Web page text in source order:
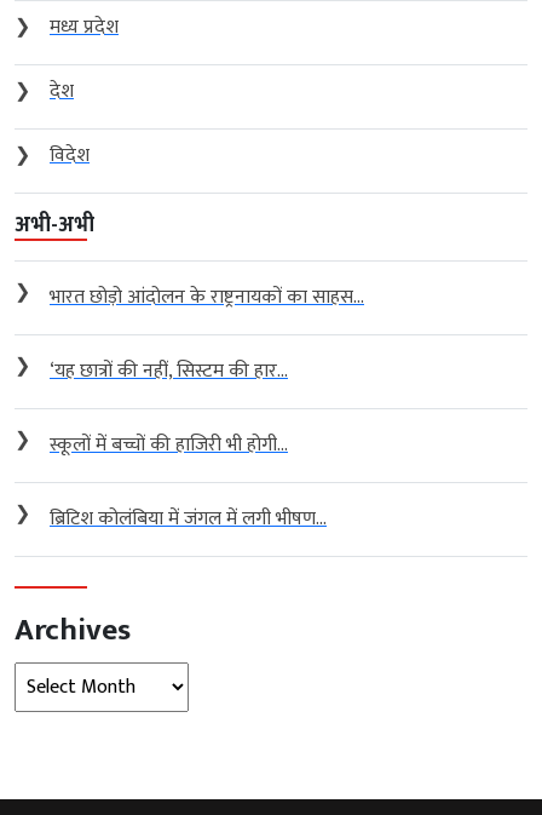
❯
मध्य प्रदेश
❯
देश
❯
विदेश
अभी-अभी
❯ भारत छोड़ो आंदोलन के राष्ट्रनायकों का साहस...
❯ ‘यह छात्रों की नहीं, सिस्टम की हार...
❯ स्कूलों में बच्चों की हाजिरी भी होगी...
❯ ब्रिटिश कोलंबिया में जंगल में लगी भीषण...
Archives
Archives